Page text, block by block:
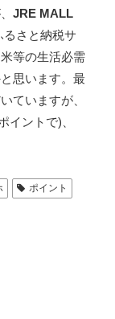
JRE MALL
るさと納税サ
等の生活必需
思います。最
ていますが、
イントで)、
ポイント